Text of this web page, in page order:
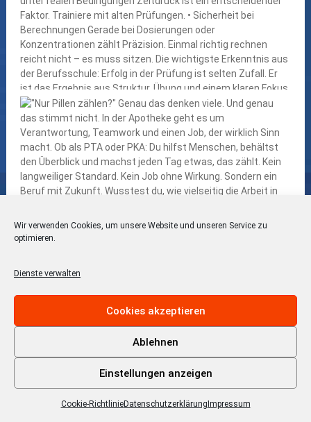
Wir verwenden Cookies, um unsere Website und unseren Service zu
optimieren.
Dienste verwalten
Cookies akzeptieren
Ablehnen
Einstellungen anzeigen
Cookie-RichtlinieDatenschutzerklärung Impressum